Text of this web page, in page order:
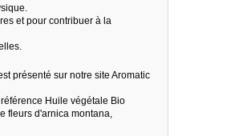
et pour contribuer à la
présenté sur notre site Aromatic
Huile végétale Bio
fleurs d'arnica montana,